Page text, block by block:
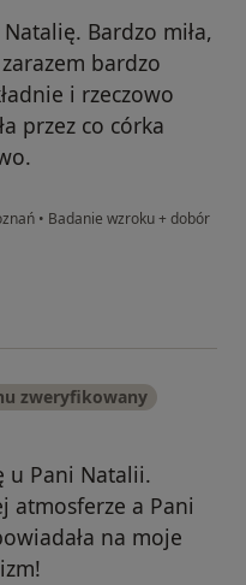
Bardzo miła,
bardzo
i rzeczowo
przez co córka
• Badanie wzroku + dobór
zweryfikowany
u Pani Natalii.
atmosferze a Pani
na moje